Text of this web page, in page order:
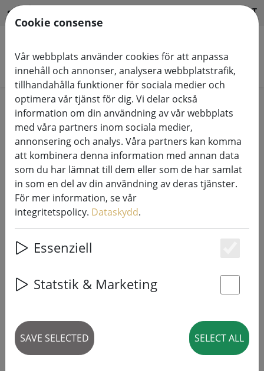
SV HILFE & SUPPORT
Sök produkter
Home
System för ljussättning
230V LED Tech-Line systemljuskedjor
Sirius Tech-Line ljusnät startset 90
LED varmvit utomhus 1,2 x 1,2 m
230V svart
Cookie consense
Vår webbplats använder cookies för att anpassa
innehåll och annonser, analysera webbplatstrafik,
tillhandahålla funktioner för sociala medier och
optimera vår tjänst för dig. Vi delar också
information om din användning av vår webbplats
med våra partners inom sociala medier,
annonsering och analys. Våra partners kan komma
att kombinera denna information med annan data
som du har lämnat till dem eller som de har samlat
in som en del av din användning av deras tjänster.
För mer information, se vår
integritetspolicy. Dataskydd.
Essenziell
Statstik & Marketing
SAVE SELECTED SELECT ALL